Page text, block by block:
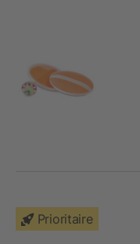
Prioritaire